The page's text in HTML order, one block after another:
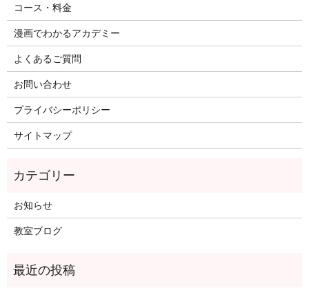
コース・料金
漫画でわかるアカデミー
よくあるご質問
お問い合わせ
プライバシーポリシー
サイトマップ
お知らせ
教室ブログ